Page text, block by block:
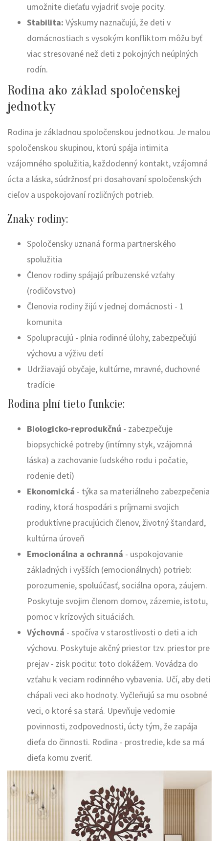
umožnite dieťaťu vyjadriť svoje pocity.
Stabilita: Výskumy naznačujú, že deti v
domácnostiach s vysokým konfliktom môžu byť
viac stresované než deti z pokojných neúplných
rodín.
Rodina ako základ spoločenskej
jednotky
Rodina je základnou spoločenskou jednotkou. Je malou
spoločenskou skupinou, ktorú spája intimita
vzájomného spolužitia, každodenný kontakt, vzájomná
úcta a láska, súdržnosť pri dosahovaní spoločenských
cieľov a uspokojovaní rozličných potrieb.
Znaky rodiny:
Spoločensky uznaná forma partnerského
spolužitia
Členov rodiny spájajú príbuzenské vzťahy
(rodičovstvo)
Členovia rodiny žijú v jednej domácnosti - 1
komunita
Spolupracujú - plnia rodinné úlohy, zabezpečujú
výchovu a výživu detí
Udržiavajú obyčaje, kultúrne, mravné, duchovné
tradície
Rodina plní tieto funkcie:
Biologicko-reprodukčnú - zabezpečuje
biopsychické potreby (intímny styk, vzájomná
láska) a zachovanie ľudského rodu i počatie,
rodenie detí)
Ekonomická - týka sa materiálneho zabezpečenia
rodiny, ktorá hospodári s príjmami svojich
produktívne pracujúcich členov, životný štandard,
kultúrna úroveň
Emocionálna a ochranná - uspokojovanie
základných i vyšších (emocionálnych) potrieb:
porozumenie, spoluúčasť, sociálna opora, záujem.
Poskytuje svojim členom domov, zázemie, istotu,
pomoc v krízových situáciách.
Výchovná - spočíva v starostlivosti o deti a ich
výchovu. Poskytuje akčný priestor tzv. priestor pre
prejav - zisk pocitu: toto dokážem. Vovádza do
vzťahu k veciam rodinného vybavenia. Učí, aby deti
chápali veci ako hodnoty. Vyčleňujú sa mu osobné
veci, o ktoré sa stará. Upevňuje vedomie
povinnosti, zodpovednosti, úcty tým, že zapája
dieťa do činnosti. Rodina - prostredie, kde sa má
dieťa komu zveriť.